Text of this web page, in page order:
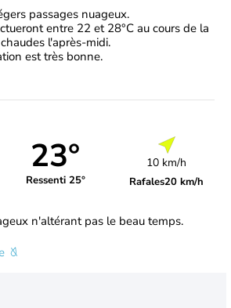
passages nuageux.
entre 22 et 28°C au cours de la
l'après-midi.
est très bonne.
23°
Ressenti 25°
10 km/h
Rafales20 km/h
n'altérant pas le beau temps.